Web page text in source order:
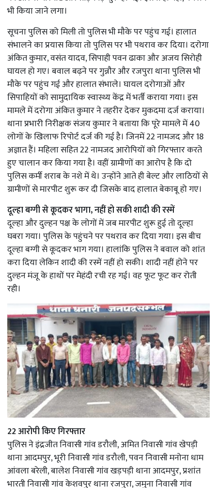
भी किया जाने लगा।
सूचना पुलिस को मिली तो पुलिस भी मौके पर पहुंच गई। हालात
संभालने का प्रयास किया तो पुलिस पर भी पथराव कर दिया। दरोगा
अंकित कुमार, वसंत यादव, सिपाही पवन ढाका और अजय सिरोही
घायल हो गए। बवाल बढ़ने पर गुन्नौर और रजपुरा थाना पुलिस भी
मौके पर पहुंच गई और हालात संभाले। घायल दरोगाओं और
सिपाहियों को सामुदायिक स्वास्थ्य केंद्र में भर्ती कराया गया। इस
मामले में दरोगा अंकित कुमार ने तहरीर देकर मुकदमा दर्ज कराया।
थाना प्रभारी निरीक्षक संजय कुमार ने बताया कि पूरे मामले में 40
लोगों के खिलाफ रिपोर्ट दर्ज की गई है। जिनमें 22 नामजद और 18
अज्ञात हैं। महिला सहित 22 नामजद आरोपियों को गिरफ्तार करते
हुए चालान कर किया गया है। वहीं ग्रामीणों का आरोप है कि दो
पुलिस कर्मी शराब के नशे में थे। उन्होंने आते ही बेल्ट और लाठियों से
ग्रामीणों से मारपीट शुरू कर दी जिसके बाद हालात बेकाबू हो गए।
दूल्हा बग्गी से कूदकर भागा, नहीं हो सकी शादी की रस्में
दूल्हा और दुल्हन पक्ष के लोगों में जब मारपीट शुरू हुई तो दूल्हा
घबरा गया। पुलिस के पहुंचने पर पथराव कर दिया गया। इस बीच
दूल्हा बग्गी से कूदकर भाग गया। हालांकि पुलिस ने बवाल को शांत
करा दिया लेकिन शादी की रस्में नहीं हो सकी। शादी नहीं होने पर
दुल्हन मंजू के हाथों पर मेहंदी रची रह गई। वह फूट फूट कर रोती
रही।
22 आरोपी किए गिरफ्तार
पुलिस ने इंद्रजीत निवासी गांव डरौली, अमित निवासी गांव खेपड़ी
थाना आदमपुर, भूरी निवासी गांव डरौली, पवन निवासी मनोना धाम
आंवला बरेली, बालेश निवासी गांव खड़पड़ी थाना आदमपुर, प्रशांत
भारती निवासी गांव केशवपुर थाना रजपुरा, जमुना निवासी गांव